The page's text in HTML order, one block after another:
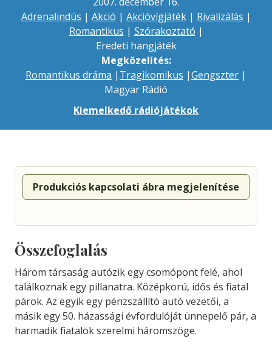
Adrenalindús | Akció | Akcióvígjáték| Rivalizálás |
Romantikus | Szórakoztató |
Eredeti hangjáték
Megközelítés:
Romantikus dráma | Tragikomikus |Gengszter |
Magyar Rádió
Kiemelkedő rádiójátékok
Produkciós kapcsolati ábra megjelenítése
Összefoglalás
Három társaság autózik egy csomópont felé, ahol
találkoznak egy pillanatra. Középkorú, idős és fiatal
párok. Az egyik egy pénzszállító autó vezetői, a
másik egy 50. házassági évfordulóját ünnepelő pár, a
harmadik fiatalok szerelmi háromszöge.